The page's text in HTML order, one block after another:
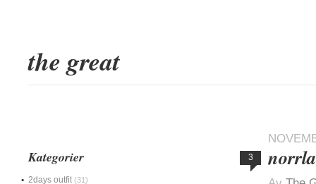
the great
3
Kategorier
2days outfit (31)